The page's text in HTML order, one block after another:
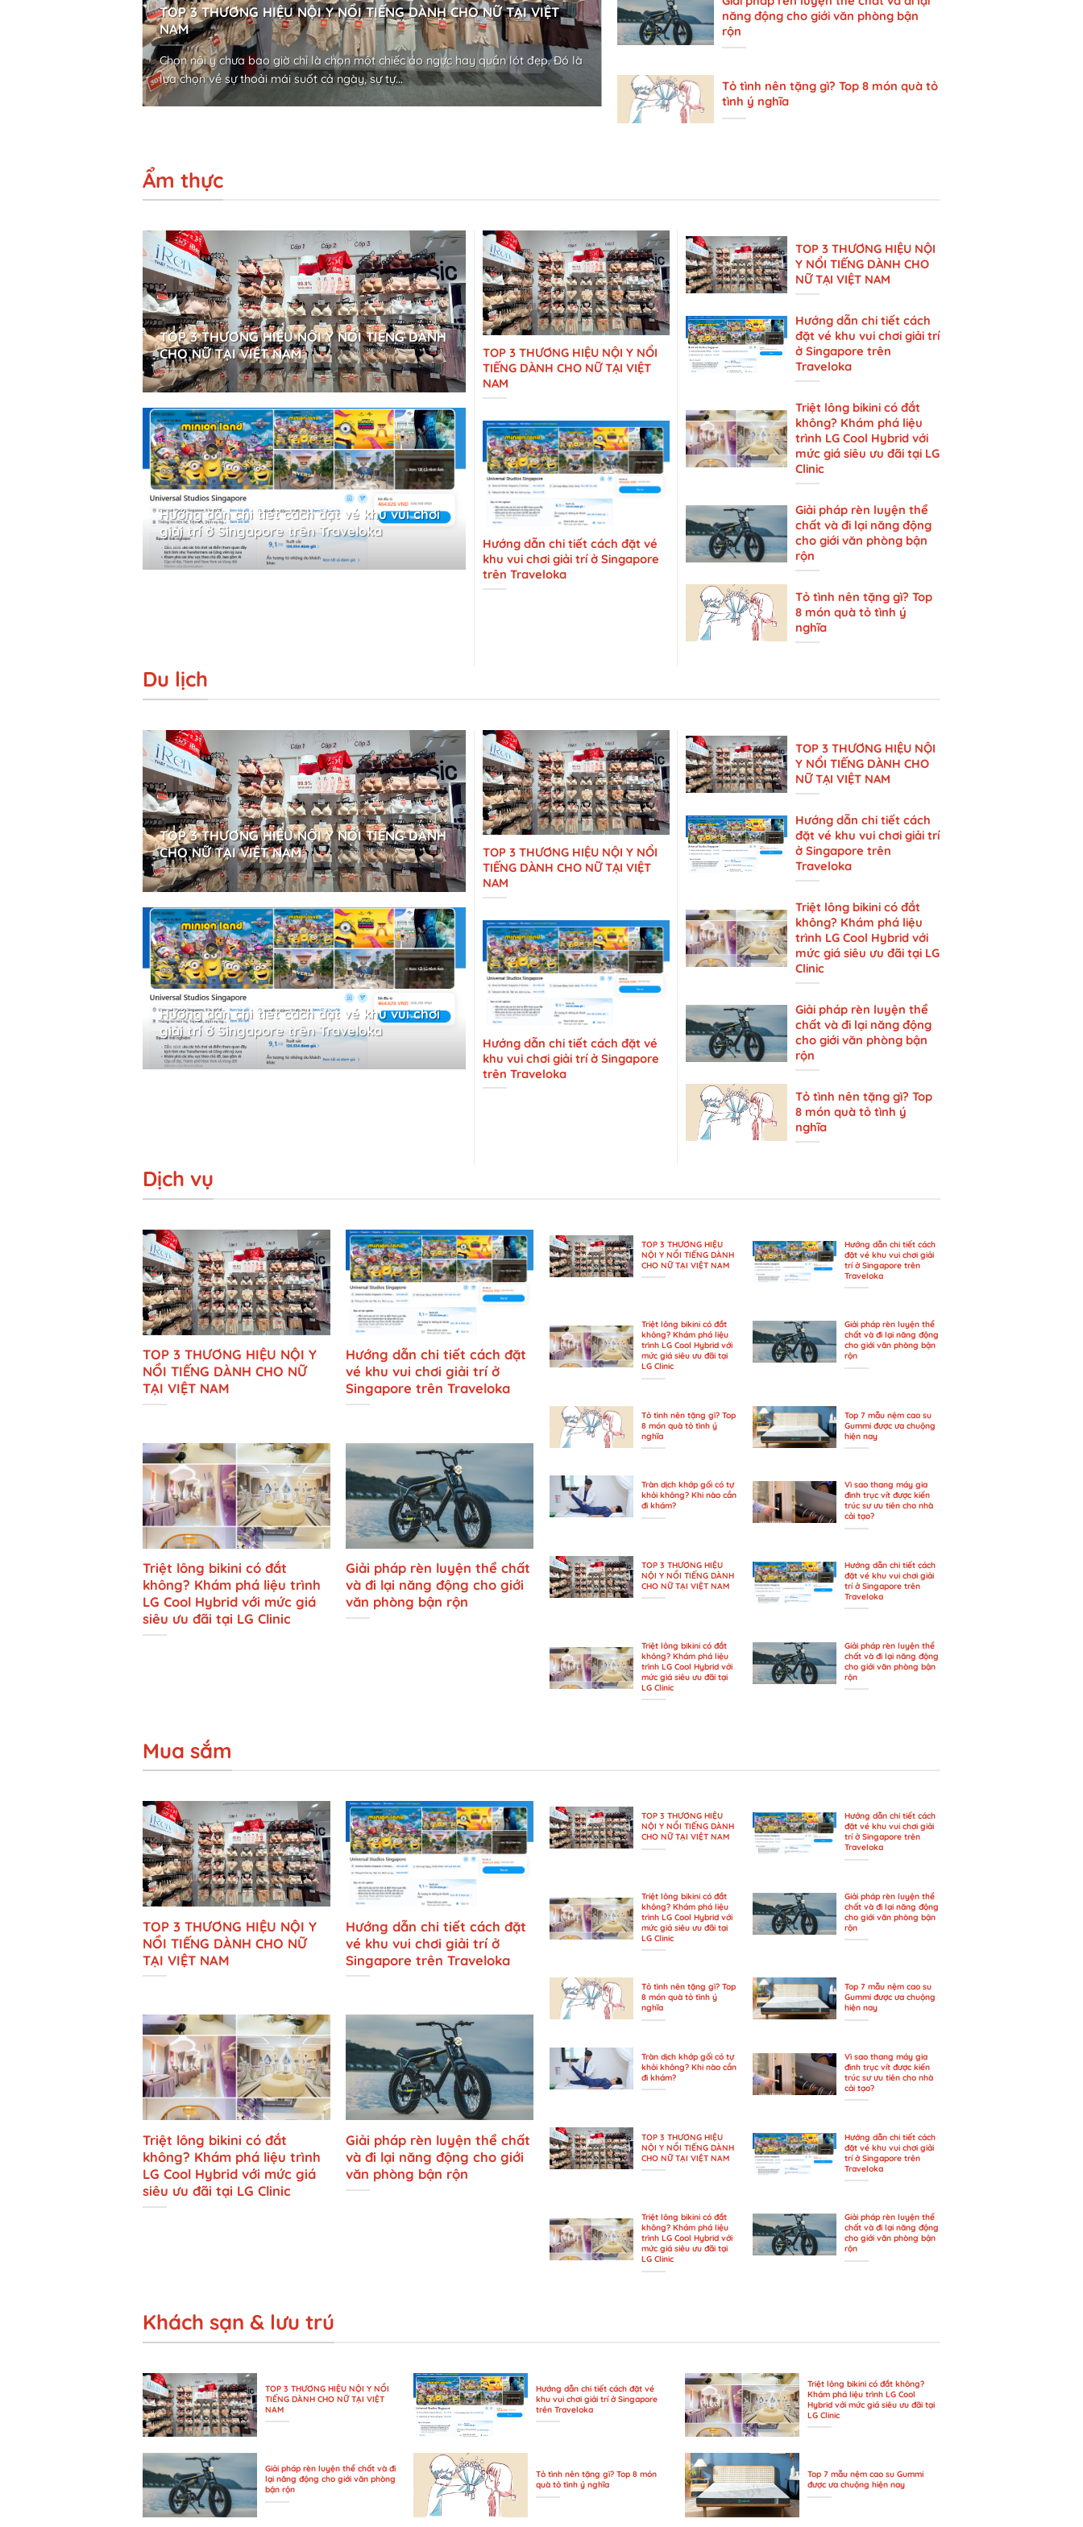
TOP 3 THƯƠNG HIỆU NỘI Y NỔI TIẾNG DÀNH CHO NỮ TẠI VIỆT
NAM
Chọn nội y chưa bao giờ chỉ là chọn một chiếc áo ngực hay quần lót đẹp. Đó là
lựa chọn về sự thoải mái suốt cả ngày, sự tự...
năng động cho giới văn phòng bận
rộn
Tỏ tình nên tặng gì? Top 8 món quà tỏ
tình ý nghĩa
Ẩm thực
TOP 3 THƯƠNG HIỆU NỘI Y NỔI TIẾNG DÀNH
CHO NỮ TẠI VIỆT NAM
Hướng dẫn chi tiết cách đặt vé khu vui chơi
giải trí ở Singapore trên Traveloka
TOP 3 THƯƠNG HIỆU NỘI Y NỔI
TIẾNG DÀNH CHO NỮ TẠI VIỆT
NAM
Hướng dẫn chi tiết cách đặt vé
khu vui chơi giải trí ở Singapore
trên Traveloka
TOP 3 THƯƠNG HIỆU NỘI
Y NỔI TIẾNG DÀNH CHO
NỮ TẠI VIỆT NAM
Hướng dẫn chi tiết cách
đặt vé khu vui chơi giải trí
ở Singapore trên
Traveloka
Triệt lông bikini có đắt
không? Khám phá liệu
trình LG Cool Hybrid với
mức giá siêu ưu đãi tại LG
Clinic
Giải pháp rèn luyện thể
chất và đi lại năng động
cho giới văn phòng bận
rộn
Tỏ tình nên tặng gì? Top
8 món quà tỏ tình ý
nghĩa
Du lịch
TOP 3 THƯƠNG HIỆU NỘI Y NỔI TIẾNG DÀNH
CHO NỮ TẠI VIỆT NAM
Hướng dẫn chi tiết cách đặt vé khu vui chơi
giải trí ở Singapore trên Traveloka
TOP 3 THƯƠNG HIỆU NỘI Y NỔI
TIẾNG DÀNH CHO NỮ TẠI VIỆT
NAM
Hướng dẫn chi tiết cách đặt vé
khu vui chơi giải trí ở Singapore
trên Traveloka
TOP 3 THƯƠNG HIỆU NỘI
Y NỔI TIẾNG DÀNH CHO
NỮ TẠI VIỆT NAM
Hướng dẫn chi tiết cách
đặt vé khu vui chơi giải trí
ở Singapore trên
Traveloka
Triệt lông bikini có đắt
không? Khám phá liệu
trình LG Cool Hybrid với
mức giá siêu ưu đãi tại LG
Clinic
Giải pháp rèn luyện thể
chất và đi lại năng động
cho giới văn phòng bận
rộn
Tỏ tình nên tặng gì? Top
8 món quà tỏ tình ý
nghĩa
Dịch vụ
TOP 3 THƯƠNG HIỆU NỘI Y
NỔI TIẾNG DÀNH CHO NỮ
TẠI VIỆT NAM
Hướng dẫn chi tiết cách đặt
vé khu vui chơi giải trí ở
Singapore trên Traveloka
Triệt lông bikini có đắt
không? Khám phá liệu trình
LG Cool Hybrid với mức giá
siêu ưu đãi tại LG Clinic
Giải pháp rèn luyện thể chất
và đi lại năng động cho giới
văn phòng bận rộn
TOP 3 THƯƠNG HIỆU
NỘI Y NỔI TIẾNG DÀNH
CHO NỮ TẠI VIỆT NAM
Hướng dẫn chi tiết cách
đặt vé khu vui chơi giải
trí ở Singapore trên
Traveloka
Triệt lông bikini có đắt
không? Khám phá liệu
trình LG Cool Hybrid với
mức giá siêu ưu đãi tại
LG Clinic
Giải pháp rèn luyện thể
chất và đi lại năng động
cho giới văn phòng bận
rộn
Tỏ tình nên tặng gì? Top
8 món quà tỏ tình ý
nghĩa
Top 7 mẫu nệm cao su
Gummi được ưa chuộng
hiện nay
Tràn dịch khớp gối có tự
khỏi không? Khi nào cần
đi khám?
Vì sao thang máy gia
đình trục vít được kiến
trúc sư ưu tiên cho nhà
cải tạo?
TOP 3 THƯƠNG HIỆU
NỘI Y NỔI TIẾNG DÀNH
CHO NỮ TẠI VIỆT NAM
Hướng dẫn chi tiết cách
đặt vé khu vui chơi giải
trí ở Singapore trên
Traveloka
Triệt lông bikini có đắt
không? Khám phá liệu
trình LG Cool Hybrid với
mức giá siêu ưu đãi tại
LG Clinic
Giải pháp rèn luyện thể
chất và đi lại năng động
cho giới văn phòng bận
rộn
Mua sắm
TOP 3 THƯƠNG HIỆU NỘI Y
NỔI TIẾNG DÀNH CHO NỮ
TẠI VIỆT NAM
Hướng dẫn chi tiết cách đặt
vé khu vui chơi giải trí ở
Singapore trên Traveloka
Triệt lông bikini có đắt
không? Khám phá liệu trình
LG Cool Hybrid với mức giá
siêu ưu đãi tại LG Clinic
Giải pháp rèn luyện thể chất
và đi lại năng động cho giới
văn phòng bận rộn
TOP 3 THƯƠNG HIỆU
NỘI Y NỔI TIẾNG DÀNH
CHO NỮ TẠI VIỆT NAM
Hướng dẫn chi tiết cách
đặt vé khu vui chơi giải
trí ở Singapore trên
Traveloka
Triệt lông bikini có đắt
không? Khám phá liệu
trình LG Cool Hybrid với
mức giá siêu ưu đãi tại
LG Clinic
Giải pháp rèn luyện thể
chất và đi lại năng động
cho giới văn phòng bận
rộn
Tỏ tình nên tặng gì? Top
8 món quà tỏ tình ý
nghĩa
Top 7 mẫu nệm cao su
Gummi được ưa chuộng
hiện nay
Tràn dịch khớp gối có tự
khỏi không? Khi nào cần
đi khám?
Vì sao thang máy gia
đình trục vít được kiến
trúc sư ưu tiên cho nhà
cải tạo?
TOP 3 THƯƠNG HIỆU
NỘI Y NỔI TIẾNG DÀNH
CHO NỮ TẠI VIỆT NAM
Hướng dẫn chi tiết cách
đặt vé khu vui chơi giải
trí ở Singapore trên
Traveloka
Triệt lông bikini có đắt
không? Khám phá liệu
trình LG Cool Hybrid với
mức giá siêu ưu đãi tại
LG Clinic
Giải pháp rèn luyện thể
chất và đi lại năng động
cho giới văn phòng bận
rộn
Khách sạn & lưu trú
TOP 3 THƯƠNG HIỆU NỘI Y NỔI
TIẾNG DÀNH CHO NỮ TẠI VIỆT
NAM
Hướng dẫn chi tiết cách đặt vé
khu vui chơi giải trí ở Singapore
trên Traveloka
Triệt lông bikini có đắt không?
Khám phá liệu trình LG Cool
Hybrid với mức giá siêu ưu đãi tại
LG Clinic
Giải pháp rèn luyện thể chất và đi
lại năng động cho giới văn phòng
bận rộn
Tỏ tình nên tặng gì? Top 8 món
quà tỏ tình ý nghĩa
Top 7 mẫu nệm cao su Gummi
được ưa chuộng hiện nay